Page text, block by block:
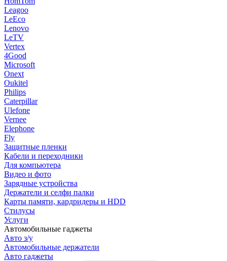
Leagoo
LeEco
Lenovo
LeTV
Vertex
4Good
Microsoft
Onext
Oukitel
Philips
Caterpillar
Ulefone
Vernee
Elephone
Fly
Защитные пленки
Кабели и переходники
Для компьютера
Видео и фото
Зарядные устройства
Держатели и селфи палки
Карты памяти, кардридеры и HDD
Стилусы
Услуги
Автомобильные гаджеты
Авто з/у
Автомобильные держатели
Авто гаджеты